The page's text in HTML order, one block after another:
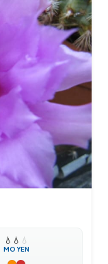
💧 💧 💧
MOYEN